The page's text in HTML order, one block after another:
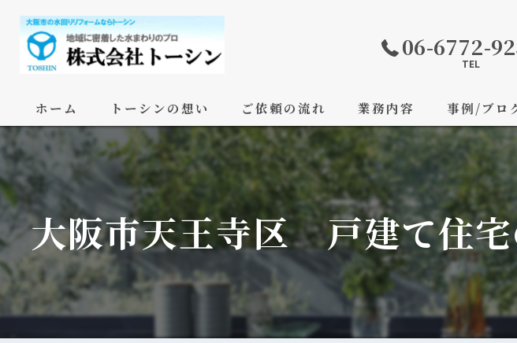
06-6772-
TEL
ホーム トーシンの想い ご依頼の流れ 業務内容 事例/ブロ
大阪市天王寺区 戸建て住